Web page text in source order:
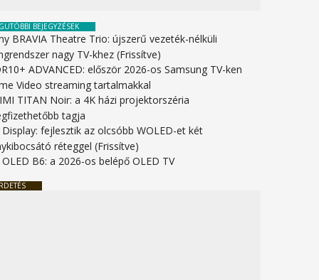
BEJEGYZÉSEK
BRAVIA Theatre Trio: újszerű vezeték-nélküli
nagy TV-khez (Frissítve)
ADVANCED: először 2026-os Samsung TV-ken
Video streaming tartalmakkal
TITAN Noir: a 4K házi projektorszéria
tagja
Display: fejlesztik az olcsóbb WOLED-et két
réteggel (Frissítve)
OLED B6: a 2026-os belépő OLED TV